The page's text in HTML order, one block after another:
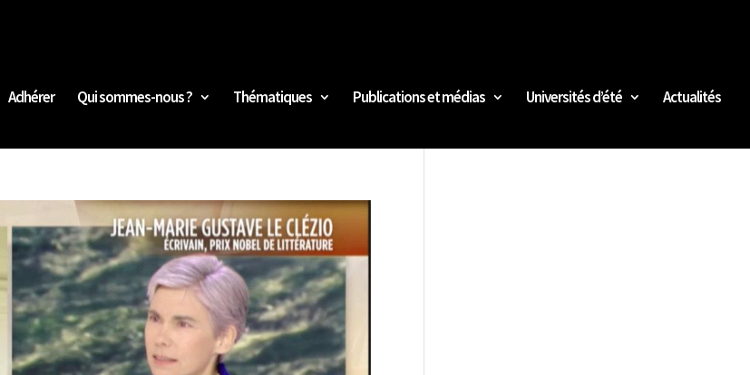
Adhérer Qui sommes-nous ? Thématiques Publications et médias Universités d’été Actualités